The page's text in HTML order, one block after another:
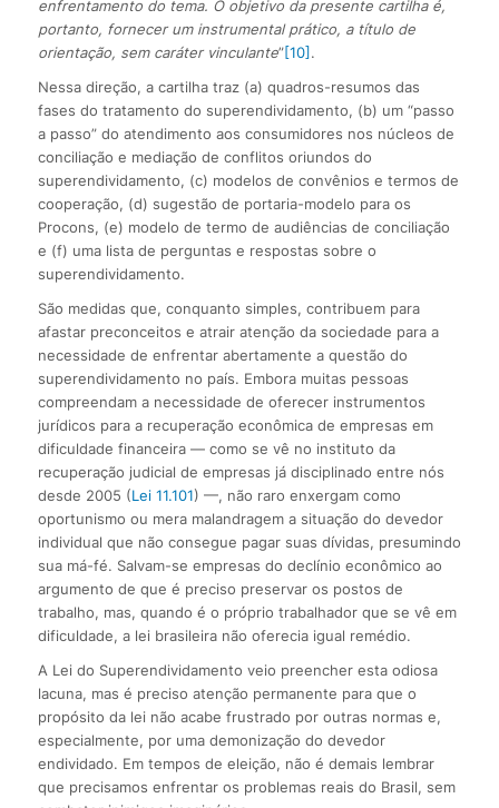
enfrentamento do tema. O objetivo da presente cartilha é,
portanto, fornecer um instrumental prático, a título de
orientação, sem caráter vinculante”[10] .
Nessa direção, a cartilha traz (a) quadros-resumos das
fases do tratamento do superendividamento, (b) um “passo
a passo” do atendimento aos consumidores nos núcleos de
conciliação e mediação de conflitos oriundos do
superendividamento, (c) modelos de convênios e termos de
cooperação, (d) sugestão de portaria-modelo para os
Procons, (e) modelo de termo de audiências de conciliação
e (f) uma lista de perguntas e respostas sobre o
superendividamento.
São medidas que, conquanto simples, contribuem para
afastar preconceitos e atrair atenção da sociedade para a
necessidade de enfrentar abertamente a questão do
superendividamento no país. Embora muitas pessoas
compreendam a necessidade de oferecer instrumentos
jurídicos para a recuperação econômica de empresas em
dificuldade financeira — como se vê no instituto da
recuperação judicial de empresas já disciplinado entre nós
desde 2005 (Lei 11.101) —, não raro enxergam como
oportunismo ou mera malandragem a situação do devedor
individual que não consegue pagar suas dívidas, presumindo
sua má-fé. Salvam-se empresas do declínio econômico ao
argumento de que é preciso preservar os postos de
trabalho, mas, quando é o próprio trabalhador que se vê em
dificuldade, a lei brasileira não oferecia igual remédio.
A Lei do Superendividamento veio preencher esta odiosa
lacuna, mas é preciso atenção permanente para que o
propósito da lei não acabe frustrado por outras normas e,
especialmente, por uma demonização do devedor
endividado. Em tempos de eleição, não é demais lembrar
que precisamos enfrentar os problemas reais do Brasil, sem